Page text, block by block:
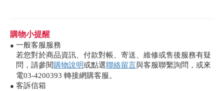
購物小提醒
● 一般客服服務
若您對於商品資訊、付款對帳、寄送、維修或售後服務有疑
問，請參閱購物說明或點選聯絡留言與客服聯繫詢問，或來
電03-4200393 轉接網購客服。
● 客訴信箱